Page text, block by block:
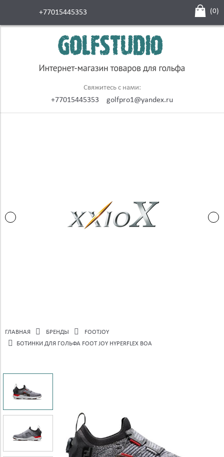
+77015445353 (0)
Свяжитесь с нами:
+77015445353 golfpro1@yandex.ru
ГЛАВНАЯ БРЕНДЫ
FOOTJOY
БОТИНКИ ДЛЯ ГОЛЬФА FOOT JOY HYPERFLEX BOA